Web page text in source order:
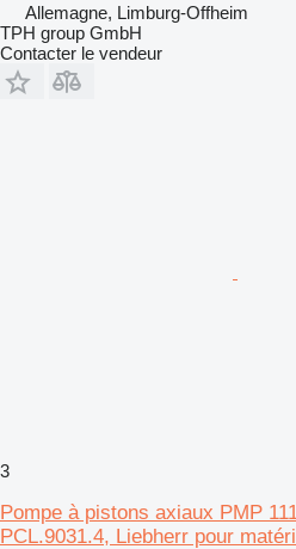
Allemagne, Limburg-Offheim
TPH group GmbH
Contacter le vendeur
3
Pompe à pistons axiaux PMP
PCL.9031.4, Liebherr pour